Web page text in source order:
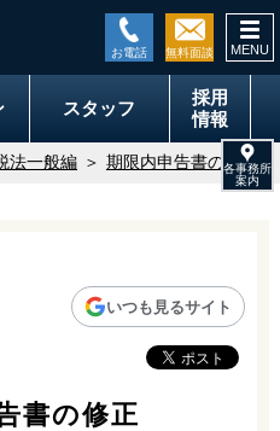
スタッフ
採用
情報
法一般編 期限内申告書の修正
いつも見るサイト
書の修正